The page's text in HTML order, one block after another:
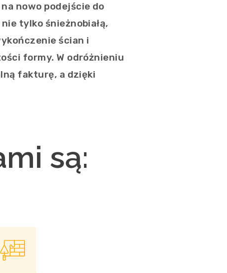
nowo podejście do
tylko śnieżnobiałą,
ścian i
formy. W odróżnieniu
fakturę, a dzięki
są: